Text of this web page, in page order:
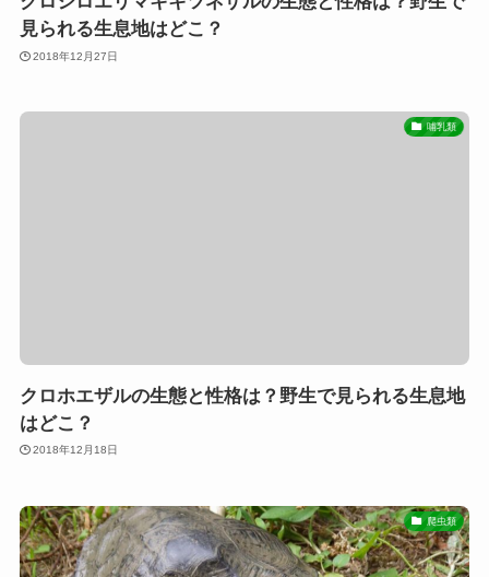
見られる生息地はどこ？
2018年12月27日
哺乳類
クロホエザルの生態と性格は？野生で見られる生息地
はどこ？
2018年12月18日
爬虫類